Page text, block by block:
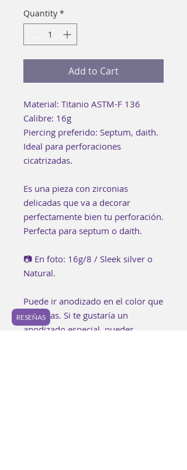
Quantity *
Add to Cart
Material: Titanio ASTM-F 136
Calibre: 16g
Piercing preferido: Septum, daith.
Ideal para perforaciones
cicatrizadas.
Es una pieza con zirconias
delicadas que va a decorar
perfectamente bien tu perforación.
Perfecta para septum o daith.
📷 En foto: 16g/8 / Sleek silver o
Natural.
Puede ir anodizado en el color que
prefieras. Si te gustaría un
anodizado especial, puedes
RESEÑAS